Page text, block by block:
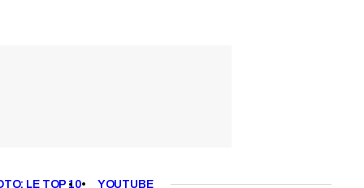
LE TOP 10 YOUTUBE